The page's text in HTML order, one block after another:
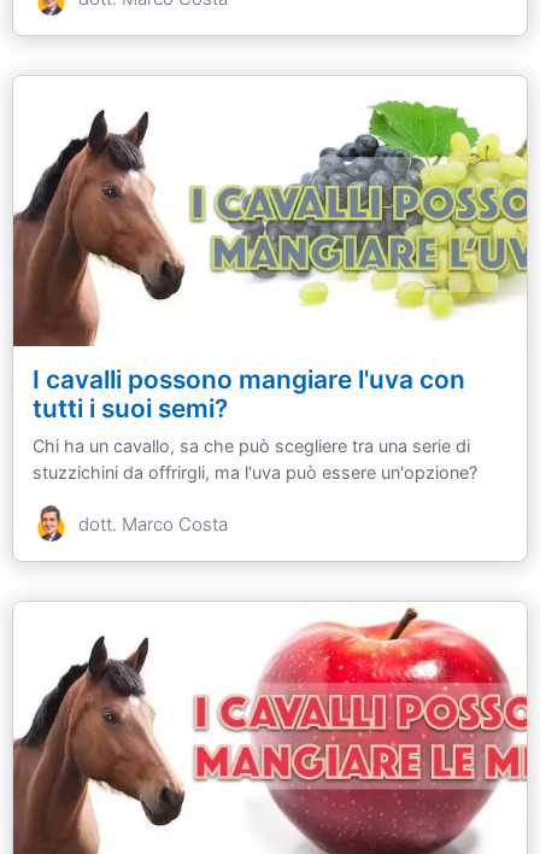
I cavalli possono mangiare l'uva con
tutti i suoi semi?
Chi ha un cavallo, sa che può scegliere tra una serie di
stuzzichini da offrirgli, ma l'uva può essere un'opzione?
dott. Marco Costa